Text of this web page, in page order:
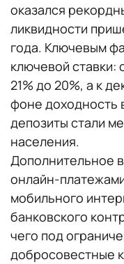
оказался
ликвидности
года. Ключевым
ключевой
21% до 20%, а к
фоне доходность
депозиты стали
населения.
Дополнительное
онлайн-
мобильного
банковского
чего под
добросовестные